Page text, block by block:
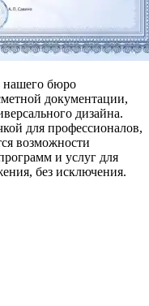
нашего бюро
документации,
дизайна.
для профессионалов,
возможности
и услуг для
без исключения.